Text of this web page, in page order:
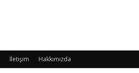
İletişim Hakkımızda